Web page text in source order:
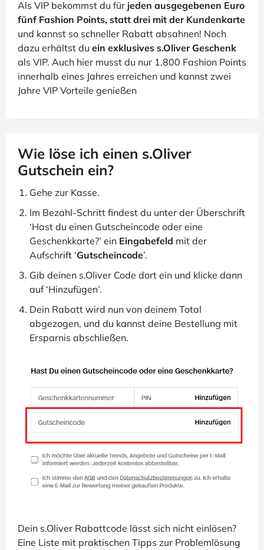
Als VIP bekommst du für jeden ausgegebenen Euro
fünf Fashion Points, statt drei mit der Kundenkarte
und kannst so schneller Rabatt absahnen! Noch
dazu erhältst du ein exklusives s.Oliver Geschenk
als VIP. Auch hier musst du nur 1,800 Fashion Points
innerhalb eines Jahres erreichen und kannst zwei
Jahre VIP Vorteile genießen
Wie löse ich einen s.Oliver
Gutschein ein?
Gehe zur Kasse.
Im Bezahl-Schritt findest du unter der Überschrift
‘Hast du einen Gutscheincode oder eine
Geschenkkarte?’ ein Eingabefeld mit der
Aufschrift ‘Gutscheincode’.
Gib deinen s.Oliver Code dort ein und klicke dann
auf ‘Hinzufügen’.
Dein Rabatt wird nun von deinem Total
abgezogen, und du kannst deine Bestellung mit
Ersparnis abschließen.
Dein s.Oliver Rabattcode lässt sich nicht einlösen?
Eine Liste mit praktischen Tipps zur Problemlösung